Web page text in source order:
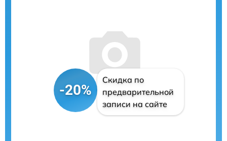
-20%
Скидка по
предварительной
записи на сайте